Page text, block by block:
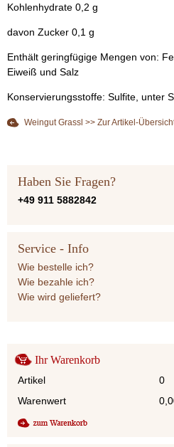
Kohlenhydrate 0,2 g
davon Zucker 0,1 g
Enthält geringfügige Mengen von:
Eiweiß und Salz
Konservierungsstoffe: Sulfite, unter
Weingut Grassl >> Zur Artikel-
Haben Sie Fragen?
+49 911 5882842
Service - Info
Wie bestelle ich?
Wie bezahle ich?
Wie wird geliefert?
Ihr Warenkorb
Artikel
0
Warenwert